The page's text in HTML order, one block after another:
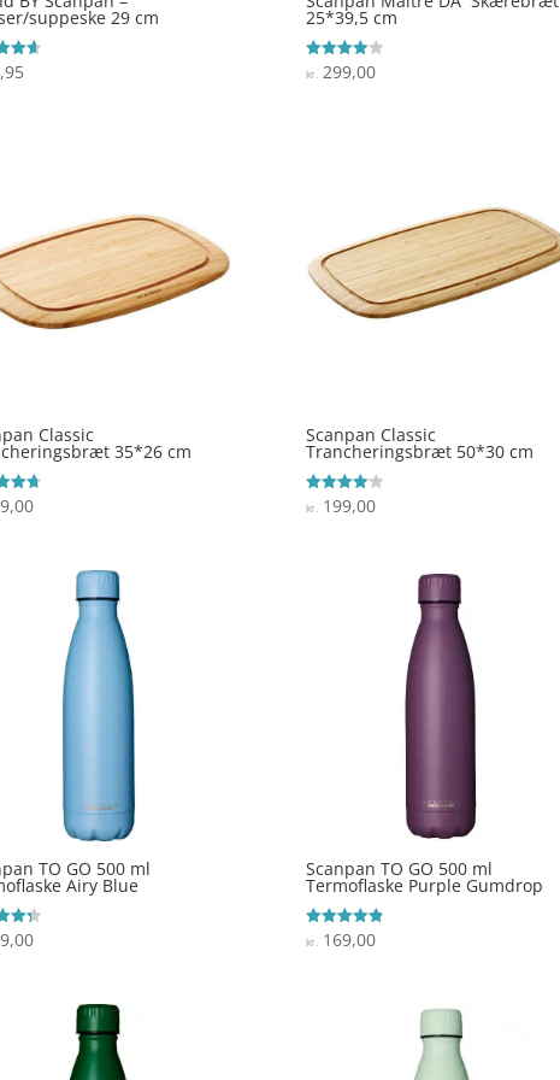
suppeske 29 cm 25*39,5 cm
Vurderet
4
kr.299,00
Classic
35*26 cm
Scanpan Classic
Trancheringsbræt 50*30 cm
Vurderet
4.1
kr.199,00
TO GO 500 ml
Airy Blue
Scanpan TO GO 500 ml
Termoflaske Purple Gumdrop
Vurderet
4.9
kr.169,00